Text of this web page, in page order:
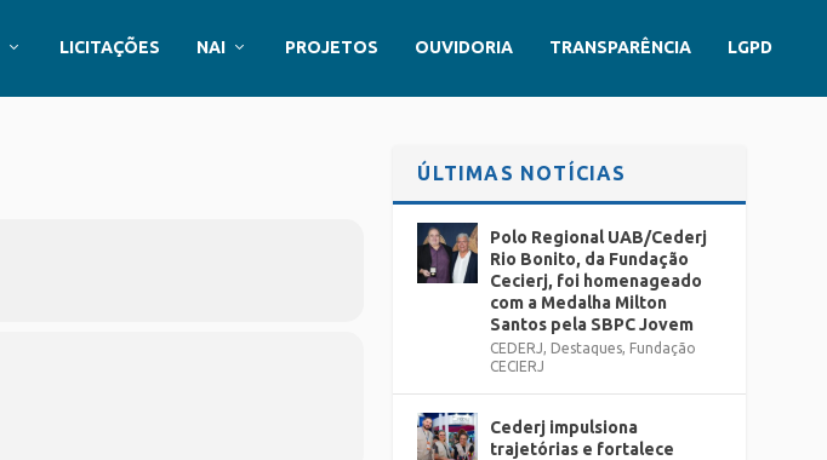
LICITAÇÕES NAI PROJETOS OUVIDORIA TRANSPARÊNCIA LGPD
ÚLTIMAS NOTÍCIAS
Polo Regional UAB/Cederj
Rio Bonito, da Fundação
Cecierj, foi homenageado
com a Medalha Milton
Santos pela SBPC Jovem
CEDERJ, Destaques, Fundação
CECIERJ
Cederj impulsiona
trajetórias e fortalece